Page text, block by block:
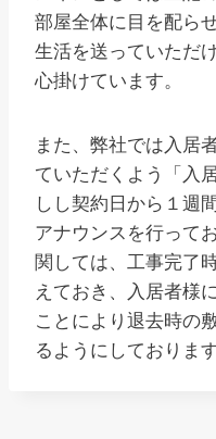
部屋全体に目を配ら
生活を送っていただ
心掛けています。
また、弊社では入居
ていただくよう「入
しし契約日から１週
アナウンスを行って
関しては、工事完了
えておき、入居者様
ことにより退去時の
るようにしております